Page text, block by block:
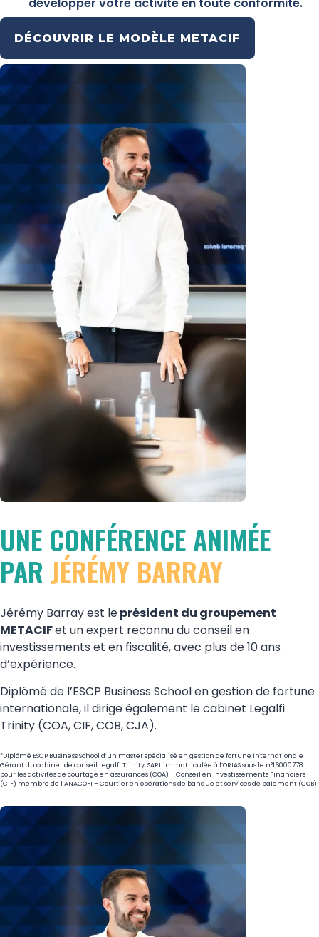
développer votre activité en toute conformité.
DÉCOUVRIR LE MODÈLE METACIF
UNE CONFÉRENCE ANIMÉE
PAR JÉRÉMY BARRAY
Jérémy Barray est leprésident du groupement
METACIFet un expert reconnu du conseil en
investissements et en fiscalité, avec plus de 10 ans
d’expérience.
Diplômé de l’ESCP Business School en gestion de fortune
internationale, il dirige également le cabinet Legalfi
Trinity (COA, CIF, COB, CJA).
*Diplômé ESCP Business School d’un master spécialisé en gestion de fortune internationale
Gérant du cabinet de conseil Legalfi Trinity, SARL immatriculée à l’ORIAS sous le n°16000778
pour les activités de courtage en assurances (COA) – Conseil en Investissements Financiers
(CIF) membre de l’ANACOFI – Courtier en opérations de banque et services de paiement (COB)​